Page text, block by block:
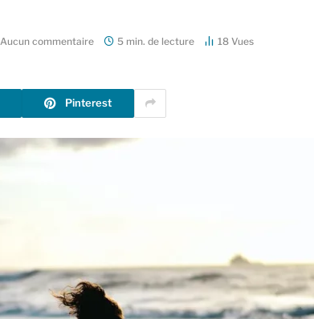
Aucun commentaire 5 min. de lecture 18 Vues
Pinterest